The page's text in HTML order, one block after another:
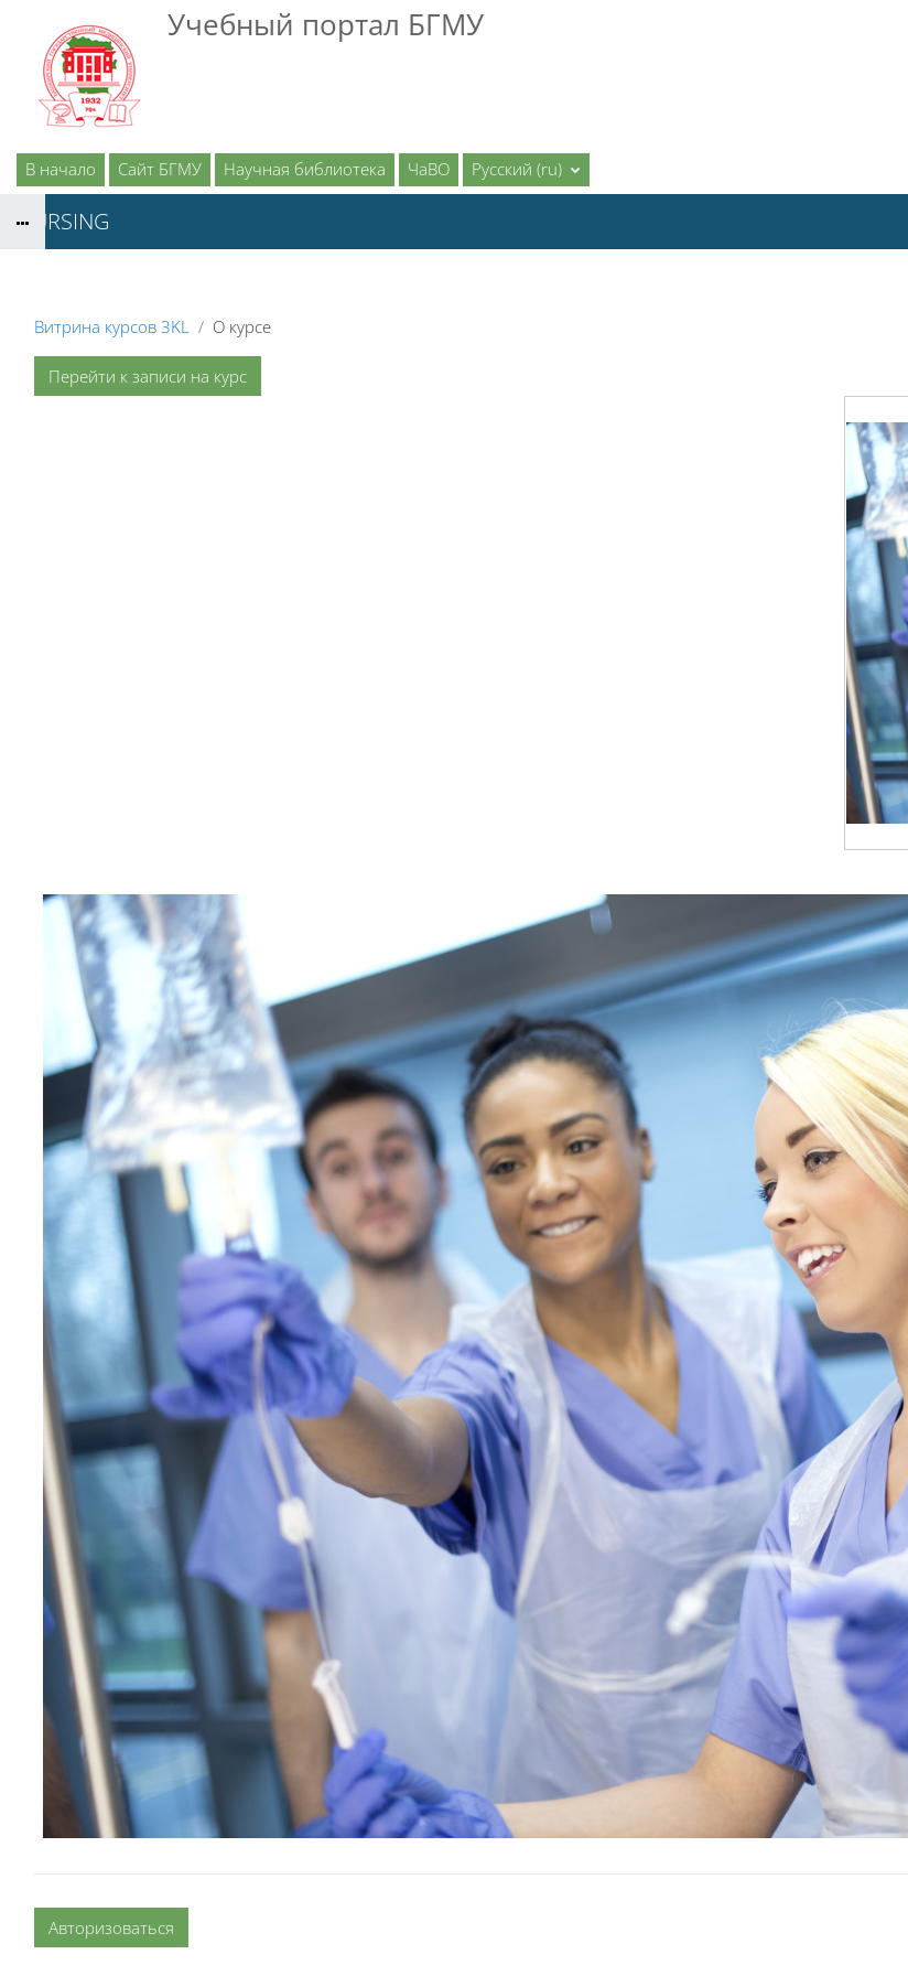
Перейти к основному содержаниюУчебный портал БГМУ
В начало Сайт БГМУ Научная библиотека ЧаВО Русский ‎(ru)‎
NURSING
Витрина курсов 3KL О курсе
Перейти к записи на курс
Авторизоваться